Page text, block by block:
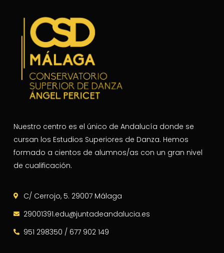
Nuestro centro es el único de Andalucía donde se
cursan los Estudios Superiores de Danza. Hemos
formado a cientos de alumnos/as con un gran nivel
de cualificación.
C/ Cerrojo, 5. 29007 Málaga
29001391.edu@juntadeandalucia.es
951 298350 / 677 902 149